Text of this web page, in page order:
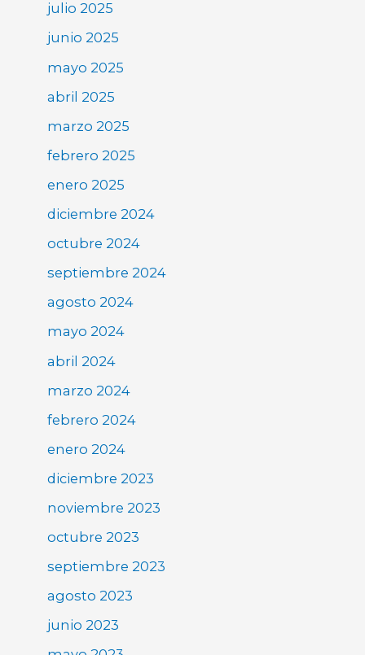
julio 2025
junio 2025
mayo 2025
abril 2025
marzo 2025
febrero 2025
enero 2025
diciembre 2024
octubre 2024
septiembre 2024
agosto 2024
mayo 2024
abril 2024
marzo 2024
febrero 2024
enero 2024
diciembre 2023
noviembre 2023
octubre 2023
septiembre 2023
agosto 2023
junio 2023